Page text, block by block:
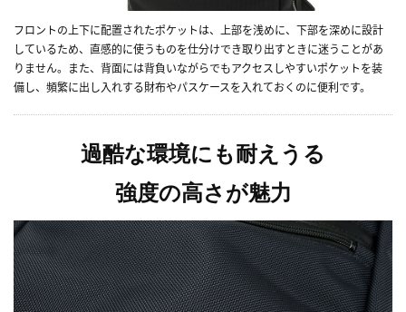
フロントの上下に配置されたポケットは、上部を浅めに、下部を深めに設計
しているため、直感的に使うものを仕分けでき取り出すときに迷うことがあ
りません。また、背面には背負いながらでもアクセスしやすいポケットを装
備し、頻繁に出し入れする財布やパスケースを入れておくのに便利です。
過酷な環境にも耐えうる
強度の高さが魅力